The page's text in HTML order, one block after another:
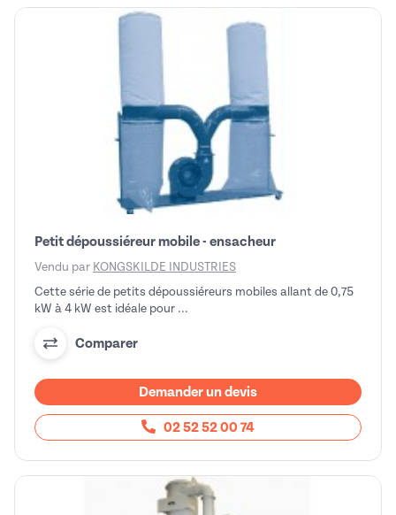
Petit dépoussiéreur mobile - ensacheur
Vendu par KONGSKILDE INDUSTRIES
Cette série de petits dépoussiéreurs mobiles allant de 0,75
kW à 4 kW est idéale pour ...
Comparer
Demander un devis
02 52 52 00 74